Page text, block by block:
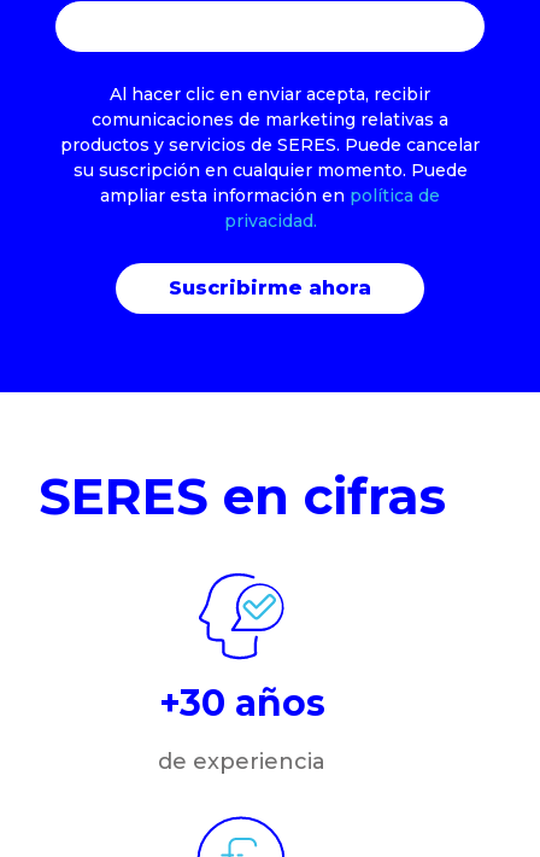
Al hacer clic en enviar acepta, recibir
comunicaciones de marketing relativas a
productos y servicios de SERES. Puede cancelar
su suscripción en cualquier momento. Puede
ampliar esta información en política de
privacidad.
SERES en cifras
+30 años
de experiencia